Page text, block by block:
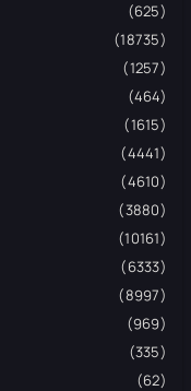
(625)
(18735)
(1257)
(464)
(1615)
(4441)
(4610)
(3880)
(10161)
(6333)
(8997)
(969)
(335)
(62)